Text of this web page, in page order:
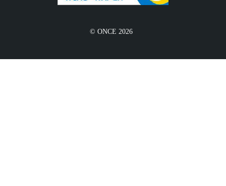
© ONCE 2026